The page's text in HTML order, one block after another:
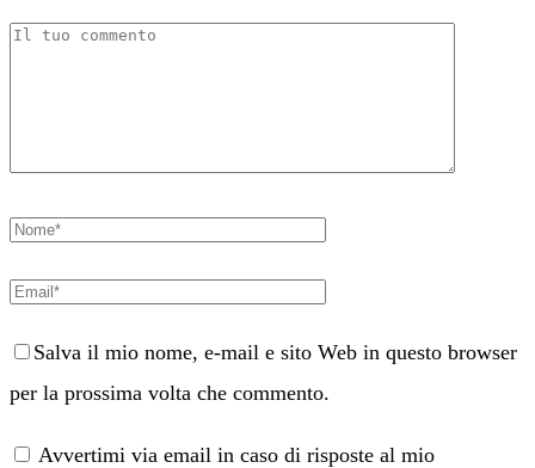
Salva il mio nome, e-mail e sito Web in questo browser
per la prossima volta che commento.
Avvertimi via email in caso di risposte al mio